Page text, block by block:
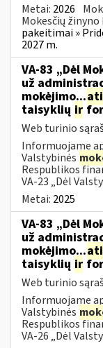
Metai: 2026
Mokesčių
pakeitimai »
2027 m.
VA-83 „Dėl
už
mokėjimo...
taisyklių ir
Web turinio
Informuojame
Valstybinės
Respublikos
VA-23 „Dėl
Metai: 2025
VA-83 „Dėl
už
mokėjimo...
taisyklių ir
Web turinio
Informuojame
Valstybinės
Respublikos
VA-26 „Dėl